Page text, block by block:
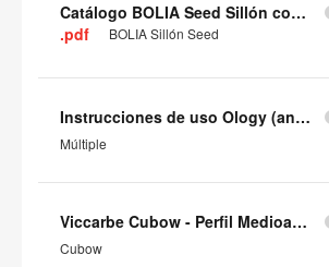
Catálogo BOLIA Seed Sillón con base de 4 puntas
.pdf
BOLIA Sillón Seed
Instrucciones de uso Ology (antes de 2025)
Múltiple
Viccarbe Cubow - Perfil Medioambiental del Producto (en inglés)
Cubow